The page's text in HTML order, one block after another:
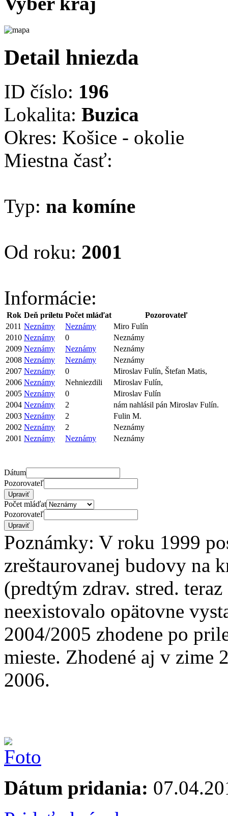
Detail hniezda
ID číslo: 196
Lokalita: Buzica
Okres: Košice - okolie
Miestna časť:
Typ: na komíne
Od roku: 2001
Informácie:
Rok Deň príletu Počet mláďat
Pozorovateľ
2011 Neznámy Neznámy
Miro Fulín
2010 Neznámy 0
Neznámy
2009 Neznámy Neznámy
Neznámy
2008 Neznámy Neznámy
Neznámy
2007 Neznámy 0
Miroslav Fulín, Štefan Matis,
2006 Neznámy Nehniezdili
Miroslav Fulín,
2005 Neznámy 0
Miroslav Fulín
2004 Neznámy 2
nám nahlásil pán Miroslav Fulín.
2003 Neznámy 2
Fulin M.
2002 Neznámy 2
Neznámy
2001 Neznámy Neznámy Neznámy
Dátum
Pozorovateľ
Počet mláďat
Pozorovateľ
Poznámky: V roku 1999
zreštaurovanej budovy na
(predtým zdrav. stred.
neexistovalo opätovne
2004/2005 zhodene po
mieste. Zhodené aj v zime
2006.
Dátum pridania: